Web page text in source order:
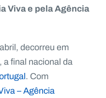
Viva e pela Agência
decorreu em
a final nacional da
. Com
– Agência